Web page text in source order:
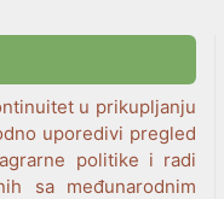
u prikupljanju
uporedivi pregled
politike i radi
sa međunarodnim